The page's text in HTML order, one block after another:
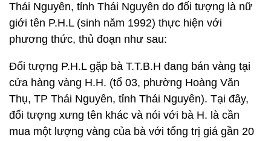
Thái Nguyên, tỉnh Thái Nguyên do đối tượng là nữ
giới tên P.H.L (sinh năm 1992) thực hiện với
phương thức, thủ đoạn như sau:
Đối tượng P.H.L gặp bà T.T.B.H đang bán vàng tại
cửa hàng vàng H.H. (tổ 03, phường Hoàng Văn
Thụ, TP Thái Nguyên, tỉnh Thái Nguyên). Tại đây,
đối tượng xưng tên khác và nói với bà H. là cần
mua một lượng vàng của bà với tổng trị giá gần 20